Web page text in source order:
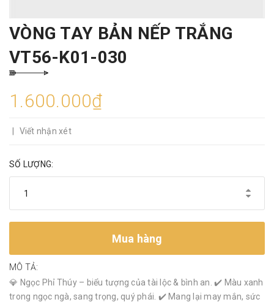
VÒNG TAY BẢN NẾP TRẮNG
VT56-K01-030
1.600.000₫
Viết nhận xét
SỐ LƯỢNG:
Mua hàng
MÔ TẢ:
💎 Ngọc Phỉ Thúy – biểu tượng của tài lộc & bình an. ✔️ Màu xanh
trong ngọc ngà, sang trọng, quý phái. ✔️ Mang lại may mắn, sức